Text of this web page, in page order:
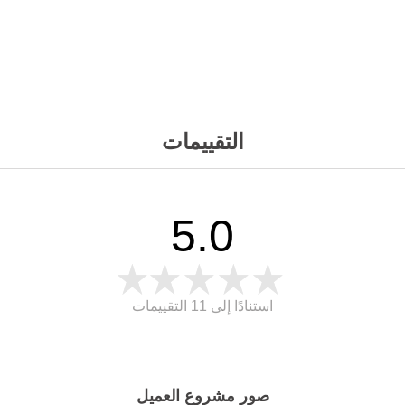
التقييمات
5.0
استنادًا إلى 11 التقييمات
صور مشروع العميل